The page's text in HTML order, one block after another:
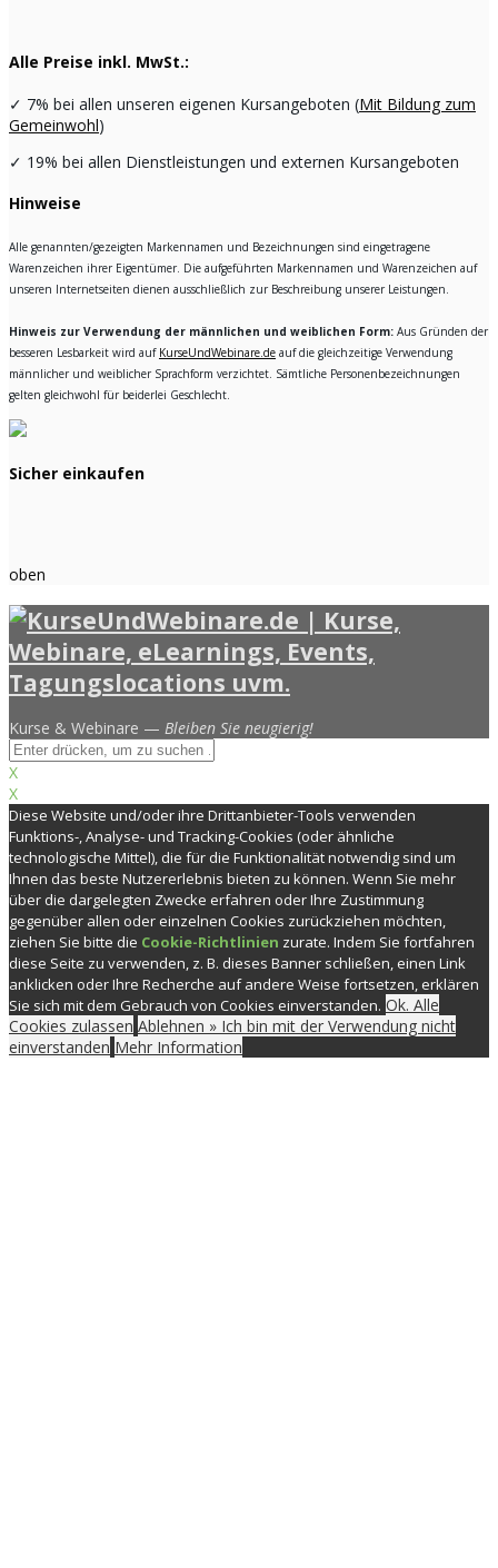
Alle Preise inkl. MwSt.:
✓ 7% bei allen unseren eigenen Kursangeboten (Mit Bildung zum
Gemeinwohl)
✓ 19% bei allen Dienstleistungen und externen Kursangeboten
Hinweise
Alle genannten/gezeigten Markennamen und Bezeichnungen sind eingetragene
Warenzeichen ihrer Eigentümer. Die aufgeführten Markennamen und Warenzeichen auf
unseren Internetseiten dienen ausschließlich zur Beschreibung unserer Leistungen.
Hinweis zur Verwendung der männlichen und weiblichen Form: Aus Gründen der
besseren Lesbarkeit wird auf KurseUndWebinare.de auf die gleichzeitige Verwendung
männlicher und weiblicher Sprachform verzichtet. Sämtliche Personenbezeichnungen
gelten gleichwohl für beiderlei Geschlecht.
Sicher einkaufen
oben
Kurse & Webinare — Bleiben Sie neugierig!
X
X
Diese Website und/oder ihre Drittanbieter-Tools verwenden
Funktions-, Analyse- und Tracking-Cookies (oder ähnliche
technologische Mittel), die für die Funktionalität notwendig sind um
Ihnen das beste Nutzererlebnis bieten zu können. Wenn Sie mehr
über die dargelegten Zwecke erfahren oder Ihre Zustimmung
gegenüber allen oder einzelnen Cookies zurückziehen möchten,
ziehen Sie bitte die Cookie-Richtlinien zurate. Indem Sie fortfahren
diese Seite zu verwenden, z. B. dieses Banner schließen, einen Link
anklicken oder Ihre Recherche auf andere Weise fortsetzen, erklären
Sie sich mit dem Gebrauch von Cookies einverstanden. Ok. Alle
Cookies zulassen Ablehnen » Ich bin mit der Verwendung nicht
einverstanden Mehr Information